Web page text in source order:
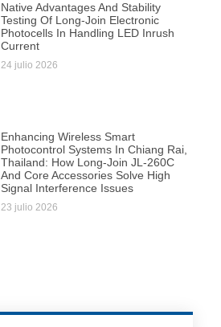
Native Advantages And Stability
Testing Of Long-Join Electronic
Photocells In Handling LED Inrush
Current
24 julio 2026
Enhancing Wireless Smart
Photocontrol Systems In Chiang Rai,
Thailand: How Long-Join JL-260C
And Core Accessories Solve High
Signal Interference Issues
23 julio 2026